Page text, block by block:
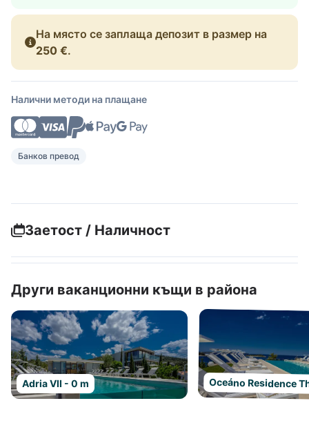
На място се заплаща депозит в размер на
250 €.
Налични методи на плащане
Банков превод
Заетост / Наличност
Други ваканционни къщи в района
Adria VII - 0 m Oceáno Residence